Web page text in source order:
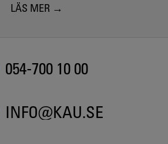
LÄS MER
054-700 10 00
INFO@KAU.SE